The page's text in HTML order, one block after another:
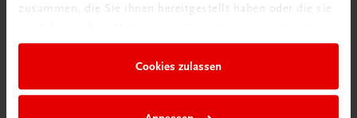
zusammen, die Sie ihnen bereitgestellt haben oder die sie
Cookies zulassen